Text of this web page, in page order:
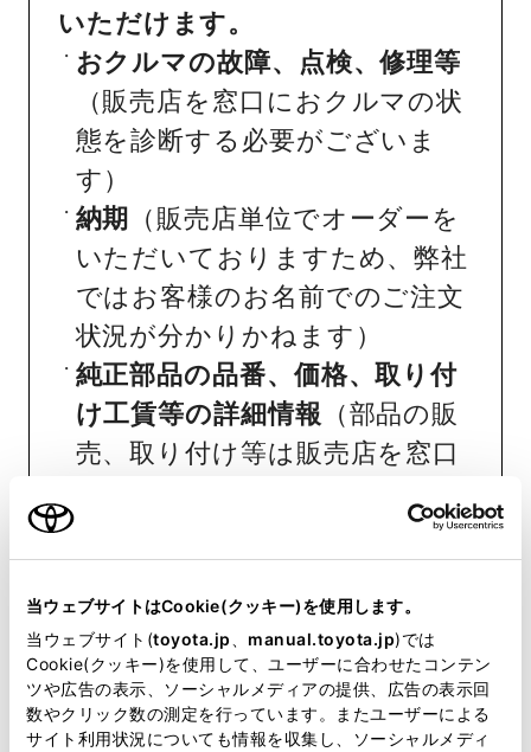
当ウェブサイトはCookie(クッキー)を使用します。
当ウェブサイト(toyota.jp manual.toyota.jp)では
Cookie(クッキー)を使用して、ユーザーに合わせたコンテン
ツや広告の表示、ソーシャルメディアの提供、広告の表示回
数やクリック数の測定を行っています。またユーザーによる
サイト利用状況についても情報を収集し、ソーシャルメディ
いただけます。
おクルマの故障、点検、修理等
（販売店を窓口におクルマの状
態を診断する必要がございま
す）
納期
（販売店単位でオーダーを
いただいておりますため、弊社
ではお客様のお名前でのご注文
状況が分かりかねます）
純正部品の品番、価格、取り付
け工賃等の詳細情報 （部品の販
売、取り付け等は販売店を窓口
トヨタ販売店へのお問い合わせ
等
おクルマに関するお問い合わせ
は、自動車検査証（車検証）をご